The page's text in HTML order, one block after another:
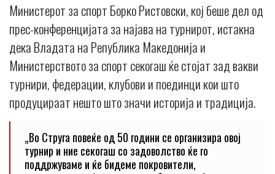
Министерот за спорт Борко Ристовски, кој беше дел од
прес-конференцијата за најава на турнирот, истакна
дека Владата на Република Македонија и
Министерството за спорт секогаш ќе стојат зад вакви
турнири, федерации, клубови и поединци кои што
продуцираат нешто што значи историја и традиција.
„Во Струга повеќе од 50 години се организира овој
турнир и ние секогаш со задоволство ќе го
поддржуваме и ќе бидеме покровители,